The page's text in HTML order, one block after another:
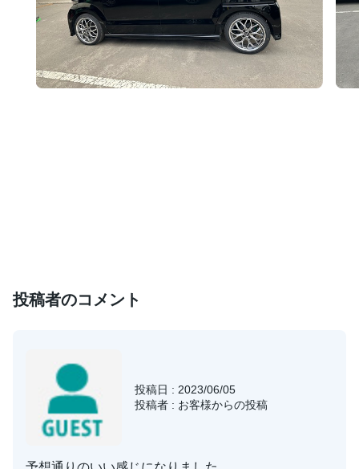
投稿者のコメント
投稿日 : 2023/06/05
投稿者 : お客様からの投稿